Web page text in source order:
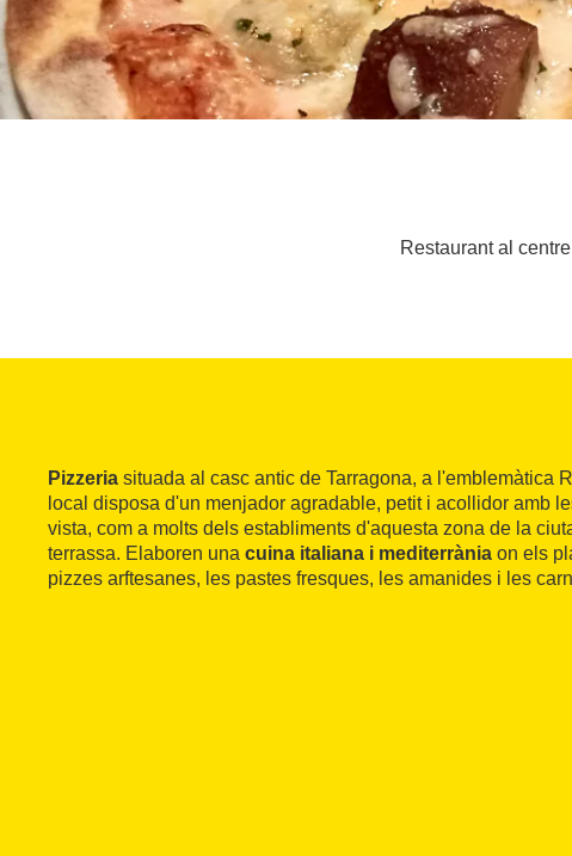
Restaurant al
Pizzeria situada al casc antic de Tarragona, a l'emblemàtica
local disposa d'un menjador agradable, petit i acollidor amb
vista, com a molts dels establiments d'aquesta zona de la
terrassa. Elaboren una cuina italiana i mediterrània on els
pizzes arftesanes, les pastes fresques, les amanides i les